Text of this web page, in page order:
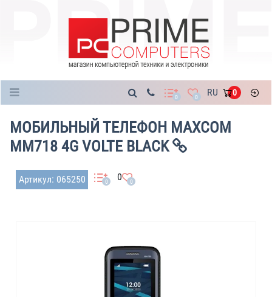
0 0 RU 0
МОБИЛЬНЫЙ ТЕЛЕФОН MAXCOM
MM718 4G VOLTE BLACK
Артикул: 065250 0 0 0